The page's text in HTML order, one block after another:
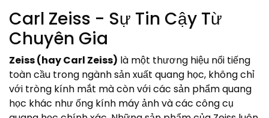
Carl Zeiss - Sự Tin Cậy Từ
Chuyên Gia
Zeiss (hay Carl Zeiss) là một thương hiệu nổi tiếng
toàn cầu trong ngành sản xuất quang học, không chỉ
với tròng kính mắt mà còn với các sản phẩm quang
học khác như ống kính máy ảnh và các công cụ